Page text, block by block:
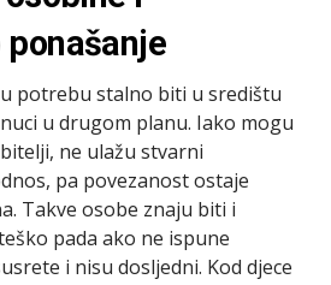
potrebu stalno biti u središtu
u drugom planu. Iako mogu
ne ulažu stvarni
pa povezanost ostaje
Takve osobe znaju biti i
pada ako ne ispune
i nisu dosljedni. Kod djece